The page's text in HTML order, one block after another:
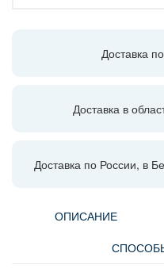
Доставка
Доставка в
Доставка по России, в
ОПИСАНИЕ